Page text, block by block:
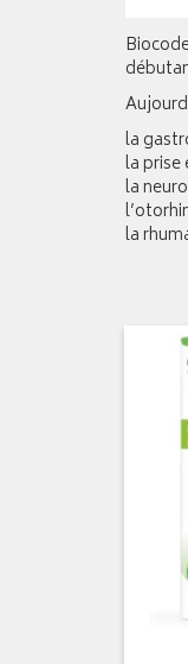
la
la prise
la
la